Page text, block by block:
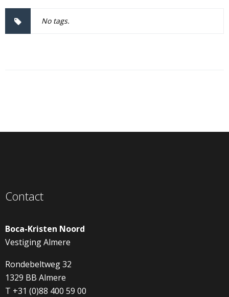
No tags.
Contact
Boca-Kristen Noord
Vestiging Almere
Rondebeltweg 32
1329 BB Almere
T +31 (0)88 400 59 00